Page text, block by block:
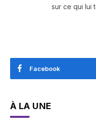
sur ce qui lui
Facebook
À LA UNE